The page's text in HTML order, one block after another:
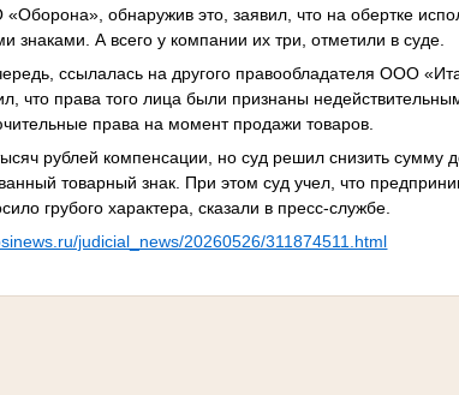
обнаружив это, заявил, что на обертке
знаками. А всего у компании их три, отметили в суде.
ссылалась на другого правообладателя ООО
что права того лица были признаны
права на момент продажи товаров.
рублей компенсации, но суд решил снизить сумму
товарный знак. При этом суд учел, что
грубого характера, сказали в пресс-службе.
judicial_news/20260526/311874511.html